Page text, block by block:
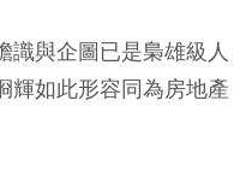
識與企圖已是梟雄級人
輝如此形容同為房地產